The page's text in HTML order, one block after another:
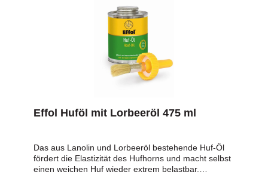
Allantoin, Drachenblut
Effol Huföl mit Lorbeeröl 475 ml
Das aus Lanolin und Lorbeeröl bestehende Huf-Öl
fördert die Elastizität des Hufhorns und macht selbst
einen weichen Huf wieder extrem belastbar.